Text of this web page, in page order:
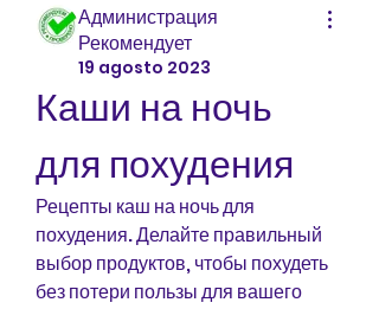
Администрация
Рекомендует
19 agosto 2023
Каши на ночь
для похудения
Рецепты каш на ночь для
похудения. Делайте правильный
выбор продуктов, чтобы похудеть
без потери пользы для вашего